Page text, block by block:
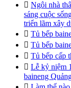
 Ngôi nhà
sáng cuộc
triển lãm xây
 Tủ bếp
 Tủ bếp
 Tủ bếp cấp
 Lễ kỷ niệm
baineng